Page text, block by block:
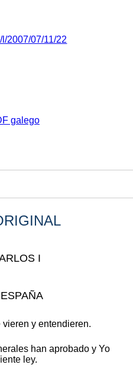
2007/07/11/22
galego
I
y entendieren.
han aprobado y Yo
ley.